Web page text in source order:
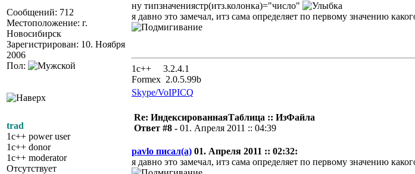
Сообщений: 712
Местоположение: г.
Новосибирск
Зарегистрирован: 10. Ноября
2006
Пол:
ну типзначениястр(итз.колонка)="число"
я давно это замечал, итз сама определяет по первому значению
1с++ 3.2.4.1
Formex 2.0.5.99b
Skype/VoIPICQ
trad
1c++ power user
1c++ donor
1c++ moderator
Отсутствует
Re: ИндексированнаяТаблица :: ИзФайла
Ответ #8 - 01. Апреля 2011 :: 04:39
pavlo писал(а) 01. Апреля 2011 :: 02:32:
я давно это замечал, итз сама определяет по первому значению